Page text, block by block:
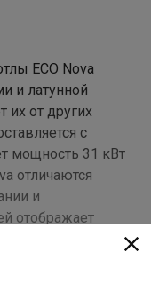
ECO Nova
и латунной
их от других
с
мощность 31 кВт
отличаются
и
отображает